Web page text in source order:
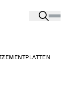
ZEMENT-